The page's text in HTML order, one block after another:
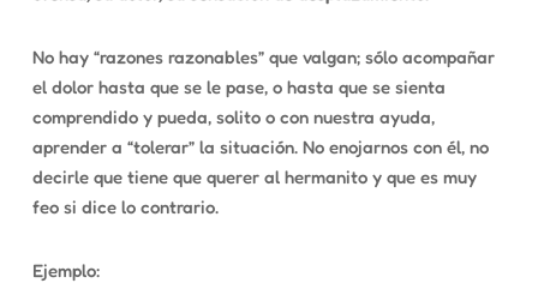
No hay “razones razonables” que valgan; sólo acompañar
el dolor hasta que se le pase, o hasta que se sienta
comprendido y pueda, solito o con nuestra ayuda,
aprender a “tolerar” la situación. No enojarnos con él, no
decirle que tiene que querer al hermanito y que es muy
feo si dice lo contrario.
Ejemplo: